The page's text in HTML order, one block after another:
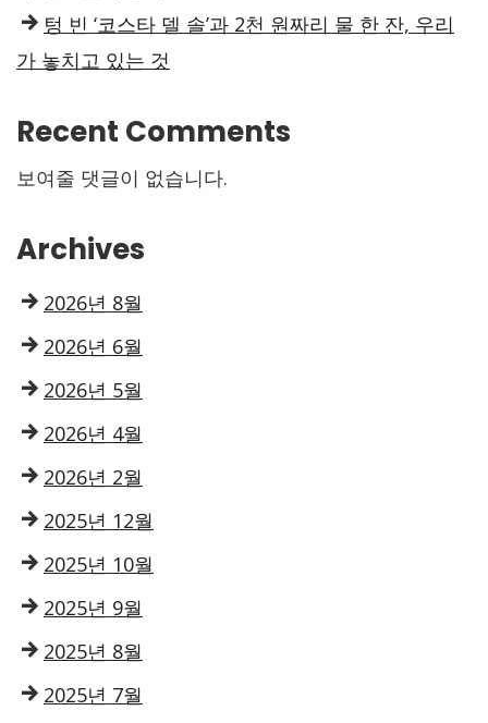
텅 빈 ‘코스타 델 솔’과 2천 원짜리 물 한 잔, 우리
가 놓치고 있는 것
Recent Comments
보여줄 댓글이 없습니다.
Archives
2026년 8월
2026년 6월
2026년 5월
2026년 4월
2026년 2월
2025년 12월
2025년 10월
2025년 9월
2025년 8월
2025년 7월